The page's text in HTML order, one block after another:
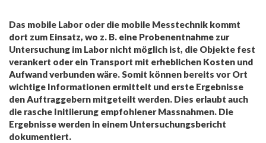
Das mobile Labor oder die mobile Messtechnik kommt
dort zum Einsatz, wo z. B. eine Probenentnahme zur
Untersuchung im Labor nicht möglich ist, die Objekte fest
verankert oder ein Transport mit erheblichen Kosten und
Aufwand verbunden wäre. Somit können bereits vor Ort
wichtige Informationen ermittelt und erste Ergebnisse
den Auftraggebern mitgeteilt werden. Dies erlaubt auch
die rasche Initiierung empfohlener Massnahmen. Die
Ergebnisse werden in einem Untersuchungsbericht
dokumentiert.